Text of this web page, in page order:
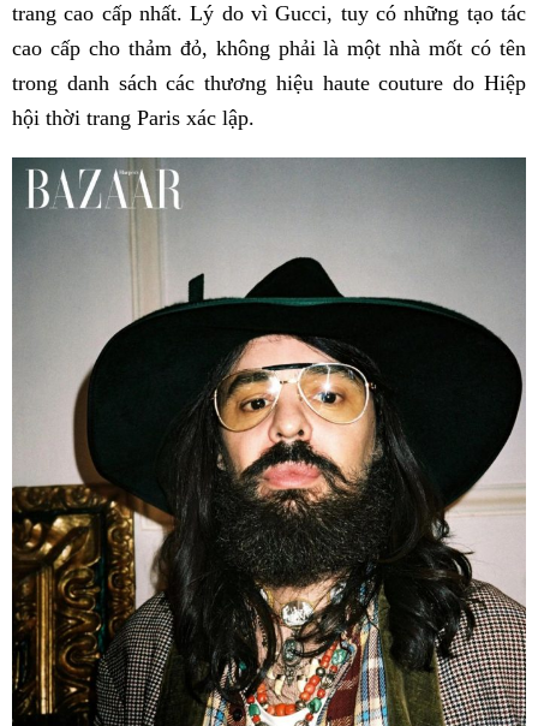
trang cao cấp nhất. Lý do vì Gucci, tuy có những tạo tác
cao cấp cho thảm đỏ, không phải là một nhà mốt có tên
trong danh sách các thương hiệu haute couture do Hiệp
hội thời trang Paris xác lập.